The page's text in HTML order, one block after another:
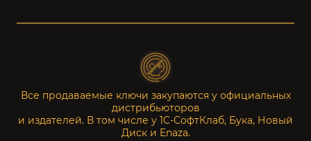
Все продаваемые ключи закупаются у официальных
дистрибьюторов
и издателей. В том числе у 1С-СофтКлаб, Бука, Новый
Диск и Enaza.